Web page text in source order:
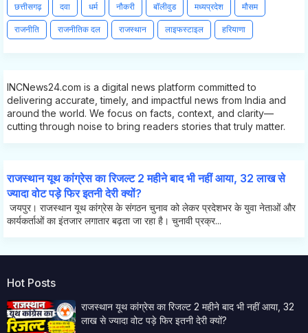
छत्तीसगढ़ दवा धर्म नौकरी बॉलीवुड मध्यप्रदेश मौसम
राजनीति राजनीतिक दल राजस्थान लाइफस्टाइल हरियाणा
INCNews24.com is a digital news platform committed to
delivering accurate, timely, and impactful news from India and
around the world. We focus on facts, context, and clarity—
cutting through noise to bring readers stories that truly matter.
राजस्थान यूथ कांग्रेस का रिजल्ट 2 महीने बाद भी नहीं आया, 32 लाख से
ज्यादा वोट पड़े फिर इतनी देरी क्यों?
जयपुर। राजस्थान यूथ कांग्रेस के संगठन चुनाव को लेकर प्रदेशभर के युवा नेताओं और
कार्यकर्ताओं का इंतजार लगातार बढ़ता जा रहा है। चुनावी प्रक्र...
Hot Posts
राजस्थान यूथ कांग्रेस का रिजल्ट 2 महीने बाद भी नहीं आया, 32
लाख से ज्यादा वोट पड़े फिर इतनी देरी क्यों?